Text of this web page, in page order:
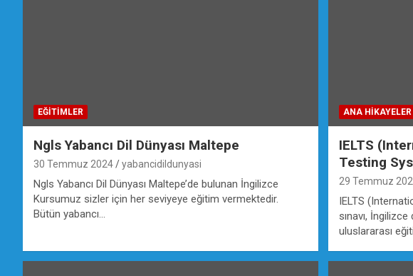
EĞİTİMLER
Ngls Yabancı Dil Dünyası Maltepe
30 Temmuz 2024 yabancidildunyasi
Ngls Yabancı Dil Dünyası Maltepe’de bulunan İngilizce
Kursumuz sizler için her seviyeye eğitim vermektedir.
Bütün yabancı…
ANA HIKAYELER
IELTS
Testing
29 Temmuz
IELTS
sınavı,
uluslararası